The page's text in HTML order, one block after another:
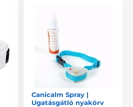
Canicalm Spray |
Ugatásgátló nyakörv